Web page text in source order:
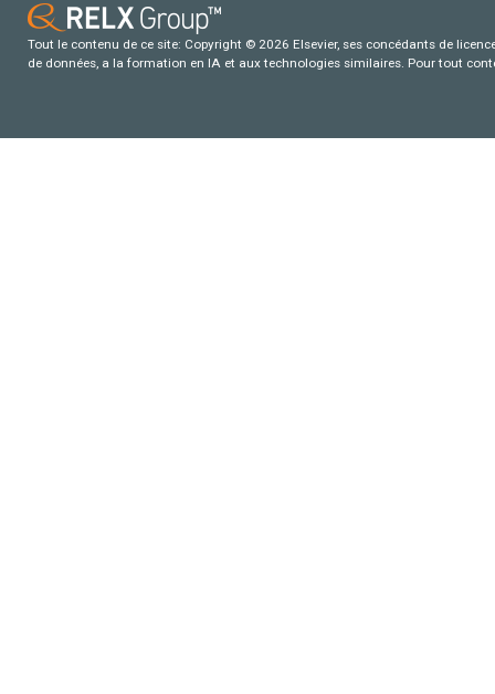
Tout le contenu de ce site: Copyright © 2026 Elsevier, ses concédants de
de données, a la formation en IA et aux technologies similaires. Pour tout